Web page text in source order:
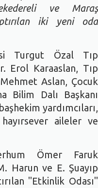
ve Maraş
iki yeni oda
Turgut Özal Tıp
Erol Karaaslan, Tıp
Aslan, Çocuk
Bilim Dalı Başkanı
yardımcıları,
aileler ve
Ömer Faruk
Harun ve E. Şuayıp
"Etkinlik Odası"